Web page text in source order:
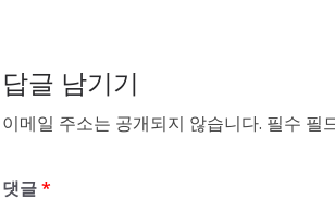
답글 남기기
이메일 주소는 공개되지 않습니다. 필수 필
댓글*